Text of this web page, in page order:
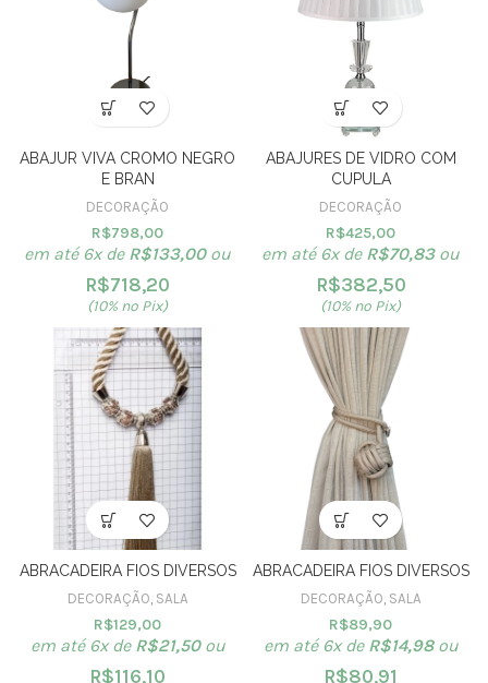
ABAJUR VIVA CROMO NEGRO
E BRAN
DECORAÇÃO
R$798,00
em até 6x de R$133,00ou
R$718,20
(10% no Pix)
ABAJURES DE VIDRO COM
CUPULA
DECORAÇÃO
R$425,00
em até 6x de R$70,83ou
R$382,50
(10% no Pix)
ABRACADEIRA FIOS DIVERSOS
DECORAÇÃO, SALA
R$129,00
em até 6x de R$21,50ou
R$116,10
ABRACADEIRA FIOS DIVERSOS
DECORAÇÃO, SALA
R$89,90
em até 6x de R$14,98ou
R$80,91